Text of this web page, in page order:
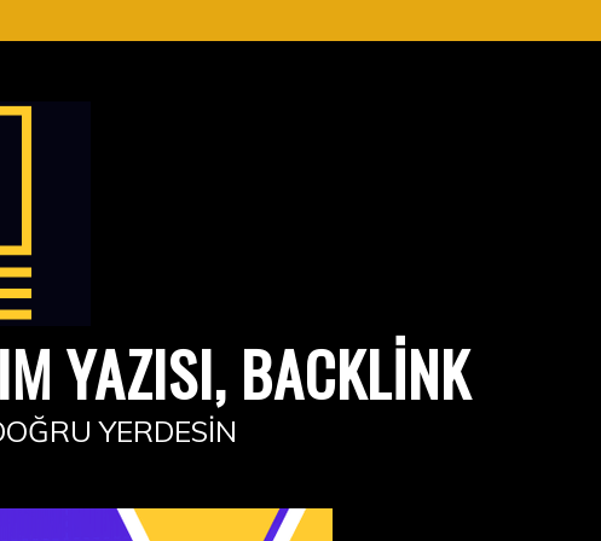
YAZISI, BACKLINK
YERDESIN